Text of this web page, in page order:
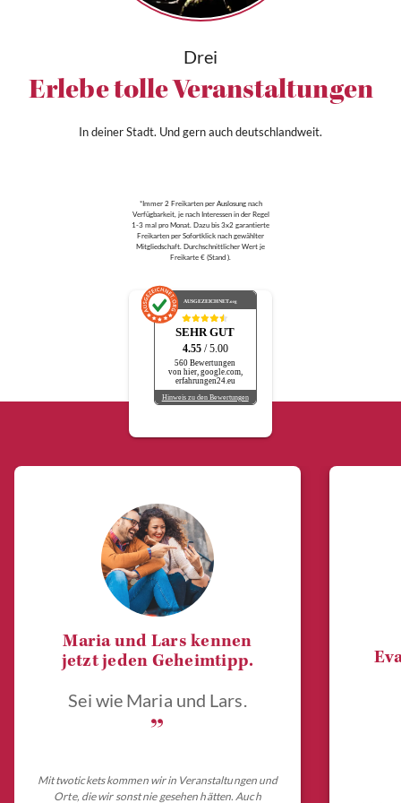
Drei
Erlebe tolle Veranstaltungen
In deiner Stadt. Und gern auch deutschlandweit.
*Immer 2 Freikarten per Auslosung nach
Verfügbarkeit, je nach Interessen in der Regel
1-3 mal pro Monat. Dazu bis 3x2 garantierte
Freikarten per Sofortklick nach gewählter
Mitgliedschaft. Durchschnittlicher Wert je
Freikarte € (Stand ).
AUSGEZEICHNET.org
SEHR GUT
4.55 / 5.00
560 Bewertungen
von hier, google.com,
erfahrungen24.eu
Hinweis zu den Bewertungen
Maria und Lars kennen
jetzt jeden Geheimtipp.
Sei wie Maria und Lars.
„
Mit twotickets kommen wir in Veranstaltungen und
Orte, die wir sonst nie gesehen hätten. Auch